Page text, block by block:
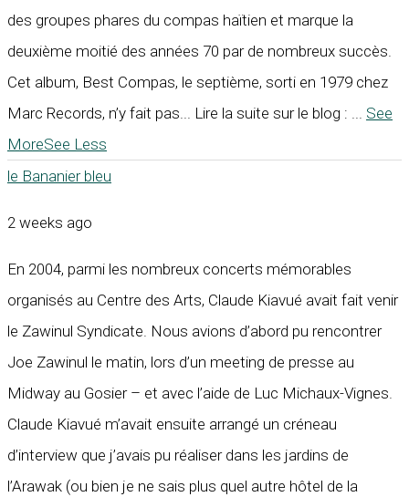
des groupes phares du compas haïtien et marque la
deuxième moitié des années 70 par de nombreux succès.
Cet album, Best Compas, le septième, sorti en 1979 chez
Marc Records, n’y fait pas... Lire la suite sur le blog : ... See
MoreSee Less
le Bananier bleu
2 weeks ago
En 2004, parmi les nombreux concerts mémorables
organisés au Centre des Arts, Claude Kiavué avait fait venir
le Zawinul Syndicate. Nous avions d’abord pu rencontrer
Joe Zawinul le matin, lors d’un meeting de presse au
Midway au Gosier – et avec l’aide de Luc Michaux-Vignes.
Claude Kiavué m’avait ensuite arrangé un créneau
d’interview que j’avais pu réaliser dans les jardins de
l’Arawak (ou bien je ne sais plus quel autre hôtel de la